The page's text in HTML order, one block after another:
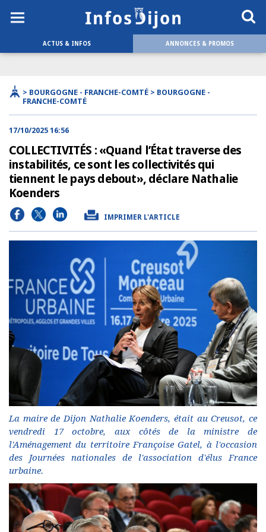
ACTUS & INFOS ANNONCES & PROMOS
> BOURGOGNE - FRANCHE-COMTÉ > BOURGOGNE -
FRANCHE-COMTÉ
17/10/2025 16:56
COLLECTIVITÉS : «Quand l’État traverse des
instabilités, ce sont les collectivités qui
tiennent le pays debout», déclare Nathalie
Koenders
IMPRIMER L'ARTICLE
La maire de Dijon Nathalie Koenders, était au Creusot, ce
vendredi 17 octobre, aux côtés de la ministre de
l'Aménagement du territoire Françoise Gatel, à l'occasion
des Journées nationales de l'association d'élus France
urbaine.